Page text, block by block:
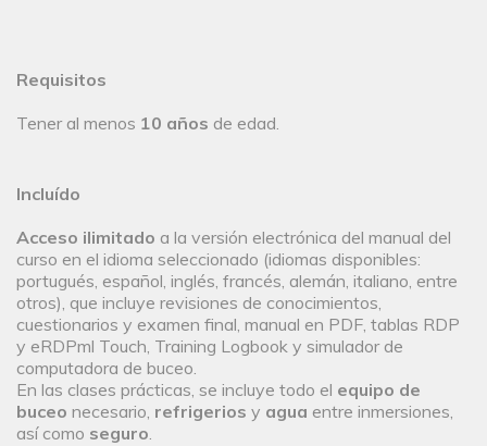
Requisitos
Tener al menos 10 años de edad.
Incluído
Acceso ilimitado a la versión electrónica del manual del
curso en el idioma seleccionado (idiomas disponibles:
portugués, español, inglés, francés, alemán, italiano, entre
otros), que incluye revisiones de conocimientos,
cuestionarios y examen final, manual en PDF, tablas RDP
y eRDPml Touch, Training Logbook y simulador de
computadora de buceo.
En las clases prácticas, se incluye todo el equipo de
buceo necesario, refrigerios y agua entre inmersiones,
así como seguro.